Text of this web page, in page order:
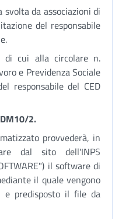
da associazioni di
del responsabile
di cui alla circolare n.
e Previdenza Sociale
responsabile del CED
2.
provvederà, in
dal sito dell'INPS
il software di
il quale vengono
predisposto il file da